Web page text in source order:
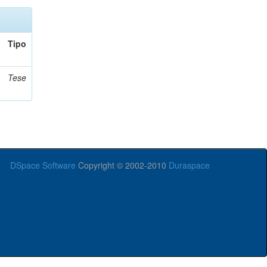
Tipo
Tese
DSpace Software Copyright © 2002-2010 Duraspace